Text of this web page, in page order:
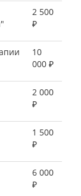
2 500
₽
10
000 ₽
2 000
₽
1 500
₽
6 000
₽